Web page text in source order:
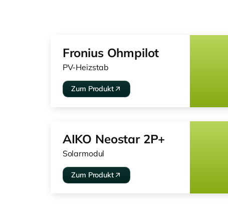
Fronius Ohmpilot
PV-Heizstab
Zum Produkt
AIKO Neostar 2P+
Solarmodul
Zum Produkt